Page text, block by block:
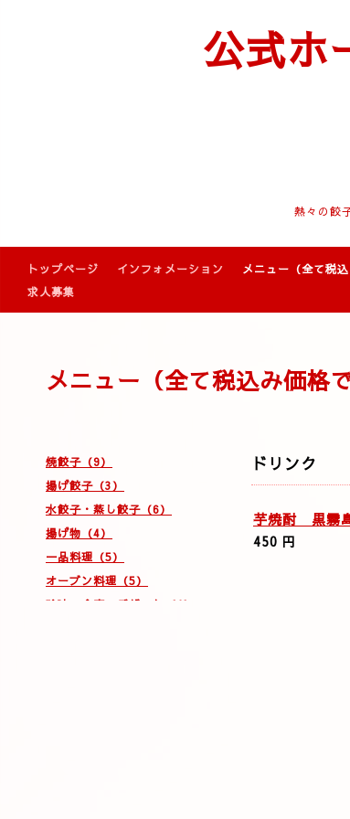
公式ホ
熱々の餃
トップページ インフォメーション メニュー（全て税込
求人募集
焼餃子（9）
揚げ餃子（3）
水餃子・蒸し餃子（6）
揚げ物（4）
一品料理（5）
オーブン料理（5）
珍味・食事・デザート（4）
メニュー（全て税込み価格で
ドリンク
芋焼酎 黒霧
450 円